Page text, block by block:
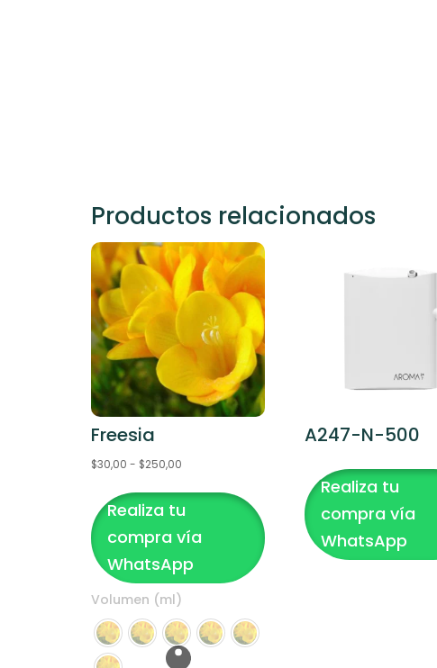
Productos relacionados
Freesia
$30,00 - $250,00Rango
precios:
desde
hasta
$250,00
producto
tiene
múltiples
variantes.
Las
opciones
se
Realiza tu
compra vía
WhatsApp
Volumen (ml)
A247-N-500
Realiza tu
compra vía
WhatsApp